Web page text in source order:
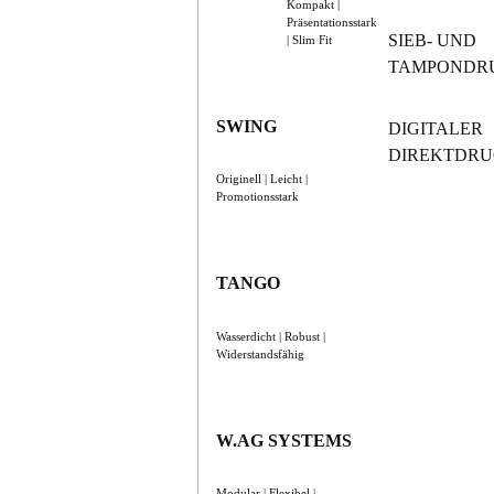
Kompakt |
Präsentationsstark
| Slim Fit
SWING
Originell | Leicht |
Promotionsstark
TANGO
Wasserdicht | Robust |
Widerstandsfähig
W.AG SYSTEMS
SIEB- UND
DIGITALER